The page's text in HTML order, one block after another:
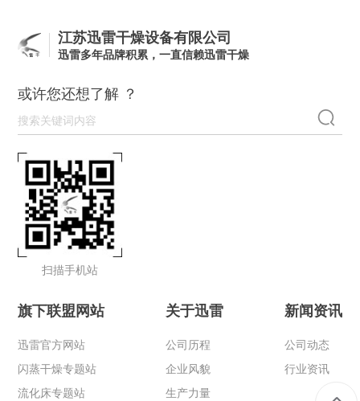
江苏迅雷干燥设备有限公司
迅雷多年品牌积累，一直信赖迅雷干燥
或许您还想了解 ？
扫描手机站
旗下联盟网站
迅雷官方网站
闪蒸干燥专题站
流化床专题站
关于迅雷
公司历程
企业风貌
生产力量
新闻资讯
公司动态
行业资讯